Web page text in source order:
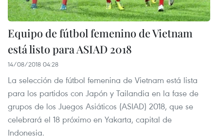
Equipo de fútbol femenino de Vietnam
está listo para ASIAD 2018
14/08/2018 04:28
La selección de fútbol femenina de Vietnam está lista
para los partidos con Japón y Tailandia en la fase de
grupos de los Juegos Asiáticos (ASIAD) 2018, que se
celebrará el 18 próximo en Yakarta, capital de
Indonesia.